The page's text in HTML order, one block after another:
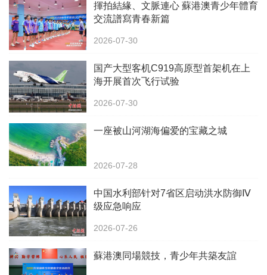
揮拍結緣、文脈連心 蘇港澳青少年體育
交流譜寫青春新篇
2026-07-30
国产大型客机C919高原型首架机在上
海开展首次飞行试验
2026-07-30
一座被山河湖海偏爱的宝藏之城
2026-07-28
中国水利部针对7省区启动洪水防御Ⅳ
级应急响应
2026-07-26
蘇港澳同場競技，青少年共築友誼